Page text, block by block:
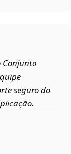
Conjunto
seguro do